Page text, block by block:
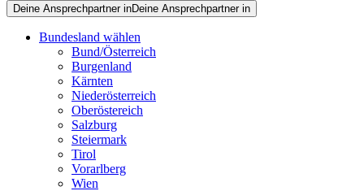
Deine Ansprechpartner inDeine Ansprechpartner in
Bundesland wählen
Bund/Österreich
Burgenland
Kärnten
Niederösterreich
Oberöstereich
Salzburg
Steiermark
Tirol
Vorarlberg
Wien